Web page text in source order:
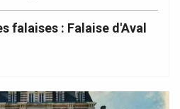
falaises : Falaise d'Aval